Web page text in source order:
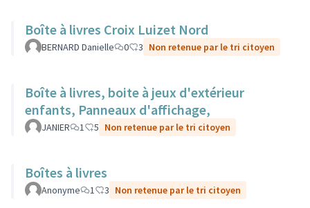
Boîte à livres Croix Luizet Nord
BERNARD Danielle 0 3 Non retenue par le tri citoyen
Boîte à livres, boite à jeux d'extérieur
enfants, Panneaux d'affichage,
JANIER 1 5 Non retenue par le tri citoyen
Boîtes à livres
Anonyme 1 3 Non retenue par le tri citoyen